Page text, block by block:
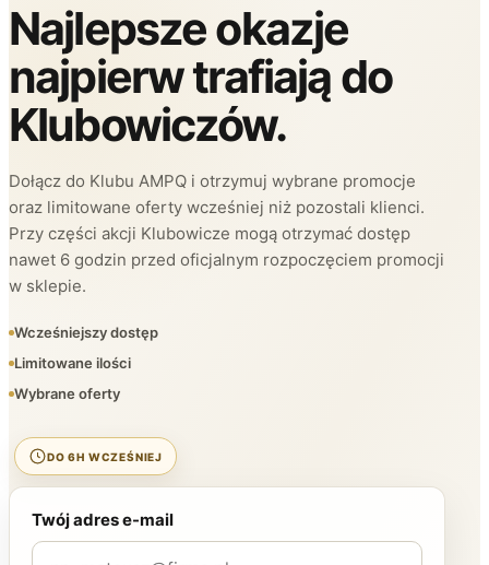
Najlepsze okazje
najpierw trafiają do
Klubowiczów.
Dołącz do Klubu AMPQ i otrzymuj wybrane promocje
oraz limitowane oferty wcześniej niż pozostali klienci.
Przy części akcji Klubowicze mogą otrzymać dostęp
nawet 6 godzin przed oficjalnym rozpoczęciem promocji
w sklepie.
Wcześniejszy dostęp
Limitowane ilości
Wybrane oferty
DO 6H WCZEŚNIEJ
Twój adres e-mail